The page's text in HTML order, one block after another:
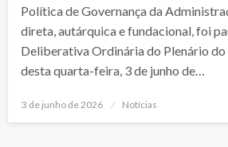
Política de Governança da
direta, autárquica e fundacional, foi
Deliberativa Ordinária do Plenário do
desta quarta-feira, 3 de junho de…
Posted
3 de junho de 2026 Notícias